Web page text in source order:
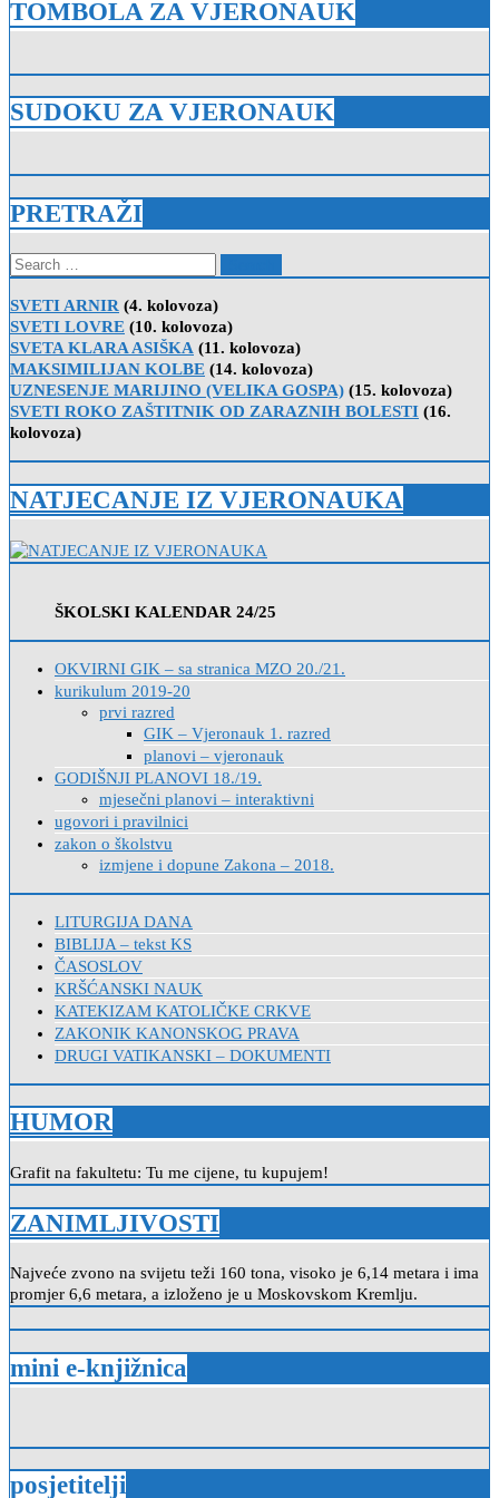
TOMBOLA ZA VJERONAUK
SUDOKU ZA VJERONAUK
PRETRAŽI
Search
for:
SVETI ARNIR (4. kolovoza)
SVETI LOVRE (10. kolovoza)
SVETA KLARA ASIŠKA (11. kolovoza)
MAKSIMILIJAN KOLBE (14. kolovoza)
UZNESENJE MARIJINO (VELIKA GOSPA) (15. kolovoza)
SVETI ROKO ZAŠTITNIK OD ZARAZNIH BOLESTI (16.
kolovoza)
NATJECANJE IZ VJERONAUKA
ŠKOLSKI KALENDAR 24/25
OKVIRNI GIK – sa stranica MZO 20./21.
kurikulum 2019-20
prvi razred
GIK – Vjeronauk 1. razred
planovi – vjeronauk
GODIŠNJI PLANOVI 18./19.
mjesečni planovi – interaktivni
ugovori i pravilnici
zakon o školstvu
izmjene i dopune Zakona – 2018.
LITURGIJA DANA
BIBLIJA – tekst KS
ČASOSLOV
KRŠĆANSKI NAUK
KATEKIZAM KATOLIČKE CRKVE
ZAKONIK KANONSKOG PRAVA
DRUGI VATIKANSKI – DOKUMENTI
HUMOR
Grafit na fakultetu: Tu me cijene, tu kupujem!
ZANIMLJIVOSTI
Najveće zvono na svijetu teži 160 tona, visoko je 6,14 metara i ima
promjer 6,6 metara, a izloženo je u Moskovskom Kremlju.
mini e-knjižnica
posjetitelji